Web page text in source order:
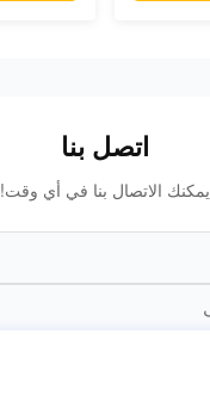
اتصل بنا
يمكنك الاتصال بنا في أي وقت!